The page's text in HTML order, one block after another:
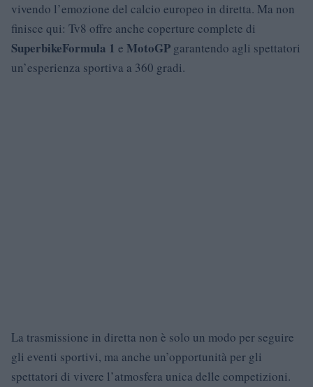
vivendo l’emozione del calcio europeo in diretta. Ma non
finisce qui: Tv8 offre anche coperture complete di
SuperbikeFormula 1 e MotoGP garantendo agli spettatori
un’esperienza sportiva a 360 gradi.
La trasmissione in diretta non è solo un modo per seguire
gli eventi sportivi, ma anche un’opportunità per gli
spettatori di vivere l’atmosfera unica delle competizioni.